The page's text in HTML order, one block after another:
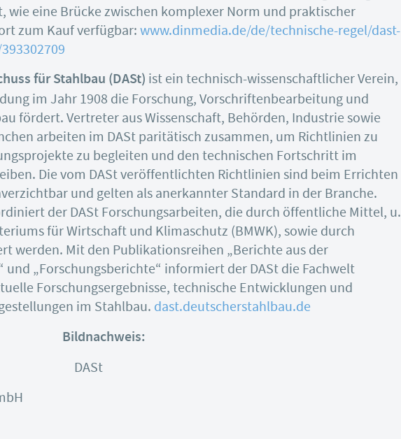
wie eine Brücke zwischen komplexer Norm und praktischer
zum Kauf verfügbar:www.dinmedia.de/de/technische-regel/dast-
für Stahlbau (DASt) ist ein technisch-wissenschaftlicher Verein,
im Jahr 1908 die Forschung, Vorschriftenbearbeitung und
fördert. Vertreter aus Wissenschaft, Behörden, Industrie sowie
arbeiten im DASt paritätisch zusammen, um Richtlinien zu
zu begleiten und den technischen Fortschritt im
Die vom DASt veröffentlichten Richtlinien sind beim Errichten
und gelten als anerkannter Standard in der Branche.
der DASt Forschungsarbeiten, die durch öffentliche Mittel, u.
für Wirtschaft und Klimaschutz (BMWK), sowie durch
werden. Mit den Publikationsreihen „Berichte aus der
und „Forschungsberichte“ informiert der DASt die Fachwelt
Forschungsergebnisse, technische Entwicklungen und
im Stahlbau. dast.deutscherstahlbau.de
Bildnachweis:
DASt
GmbH